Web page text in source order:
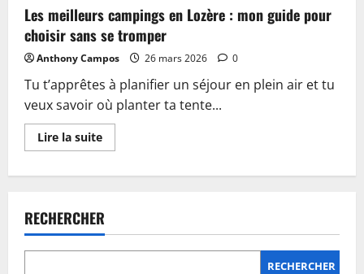
accueil
:
plongez
dans
les
nouveautés
du
camping
de
Sablé-
sur-
Sarthe
Les meilleurs campings en Lozère : mon guide pour
choisir sans se tromper
Anthony Campos 26 mars 2026 0
Tu t’apprêtes à planifier un séjour en plein air et tu
veux savoir où planter ta tente...
Lire la suiteEn
savoir
en
Lozère
:
mon
RECHERCHER
RECHERCHER